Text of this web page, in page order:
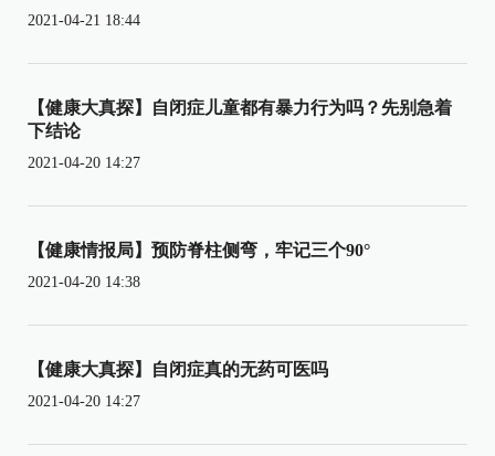
2021-04-21 18:44
【健康大真探】自闭症儿童都有暴力行为吗？先别急着
下结论
2021-04-20 14:27
【健康情报局】预防脊柱侧弯，牢记三个90°
2021-04-20 14:38
【健康大真探】自闭症真的无药可医吗
2021-04-20 14:27